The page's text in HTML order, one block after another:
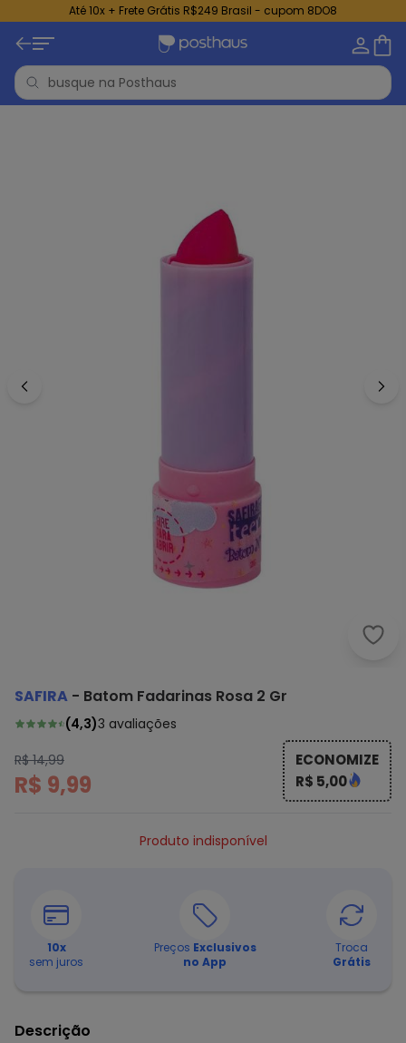
Até 10x + Frete Grátis R$249 Brasil - cupom 8DO8
SAFIRA - Batom Fadarinas Rosa 2 Gr
(4,3)3 avaliações
R$ 14,99
R$ 9,99
ECONOMIZE
R$ 5,00
Produto indisponível
10x
sem juros
Preços Exclusivos
no App
Troca
Grátis
Descrição